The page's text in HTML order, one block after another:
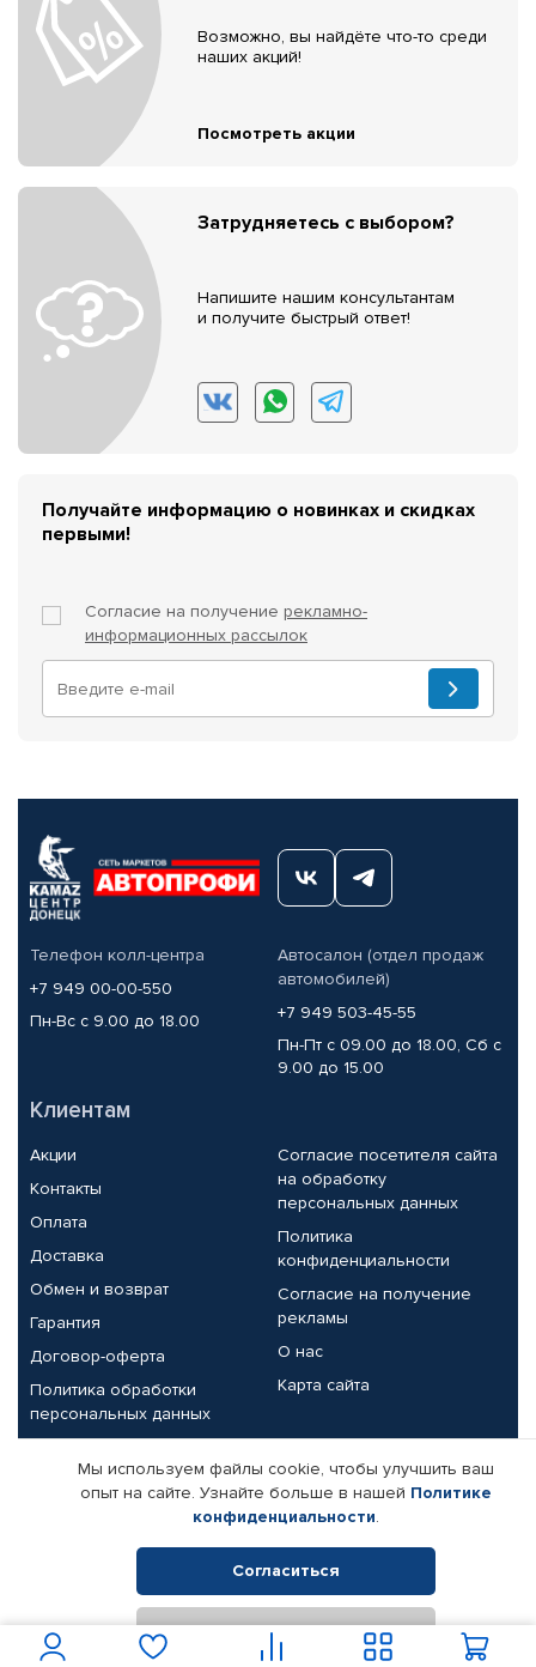
Возможно, вы найдёте что-то среди
наших акций!
Посмотреть акции
Затрудняетесь с выбором?
Напишите нашим консультантам
и получите быстрый ответ!
Получайте информацию о новинках и скидках
первыми!
Согласие на получение рекламно-
информационных рассылок
Телефон колл-центра
+7 949 00-00-550
Пн-Вс с 9.00 до 18.00
Автосалон (отдел продаж
автомобилей)
+7 949 503-45-55
Пн-Пт с 09.00 до 18.00, Сб с
9.00 до 15.00
Клиентам
Акции
Контакты
Оплата
Доставка
Обмен и возврат
Гарантия
Договор-оферта
Политика обработки
персональных данных
Согласие посетителя сайта
на обработку
персональных данных
Политика
конфиденциальности
Согласие на получение
рекламы
О нас
Карта сайта
Партнерам
Корпоративным клиентам
Поставщикам
Реквизиты компании
© КАМАЗ ЦЕНТР ДОНЕЦК, 2015-2026. Все права защищены.
Интернет-магазин автомобильных товаров Автопрофи.
Мы используем файлы cookie, чтобы улучшить ваш
опыт на сайте. Узнайте больше в нашей Политике
конфиденциальности.
Согласиться
Отклонить